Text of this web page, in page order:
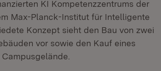
KI Kompetenzzentrums der
Max-Planck-Institut für Intelligente
Konzept sieht den Bau von zwei
vor sowie den Kauf eines